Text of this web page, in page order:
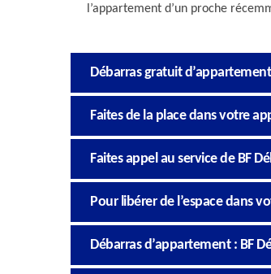
l’appartement d’un proche
Débarras gratuit
Faites de la place dans votre
Faites appel au service de BF
Pour libérer de l’espace dans
Débarras d’appartement : BF